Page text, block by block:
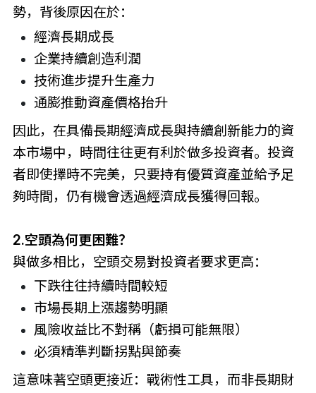
勢，背後原因在於：
經濟長期成長
企業持續創造利潤
技術進步提升生產力
通膨推動資產價格抬升
因此，在具備長期經濟成長與持續創新能力的資
本市場中，時間往往更有利於做多投資者。投資
者即使擇時不完美，只要持有優質資產並給予足
夠時間，仍有機會透過經濟成長獲得回報。
2.空頭為何更困難？
與做多相比，空頭交易對投資者要求更高：
下跌往往持續時間較短
市場長期上漲趨勢明顯
風險收益比不對稱（虧損可能無限）
必須精準判斷拐點與節奏
這意味著空頭更接近：戰術性工具，而非長期財